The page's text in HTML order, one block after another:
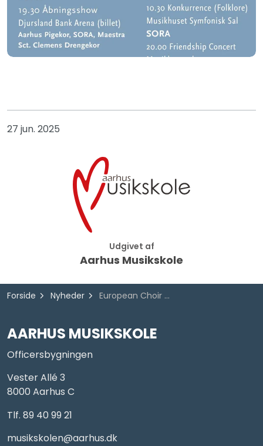
27 jun. 2025
Udgivet af
Aarhus Musikskole
Forside Nyheder European Choir Games 2025
AARHUS MUSIKSKOLE
Officersbygningen
Vester Allé 3
8000 Aarhus C
Tlf. 89 40 99 21
musikskolen@aarhus.dk